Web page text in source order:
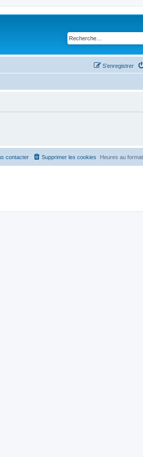
S’enregistrer
Heures au format
Supprimer les cookies
contacter